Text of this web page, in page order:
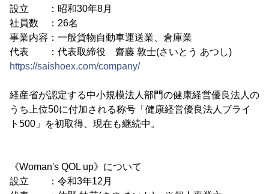
設立 ：昭和30年8月
社員数 ：26名
事業内容：一般貨物自動車運送業、倉庫業
代表 ：代表取締役 齋藤 敦士(さいとう あつし)
https://saishoex.com/company/
経産省が認定する中小規模法人部門の健康経営優良法人の
うち上位50に付加される称号「健康経営優良法人ブライ
ト500」を初取得、現在も継続中。
《Woman's QOL up》について
設立 ：令和3年12月